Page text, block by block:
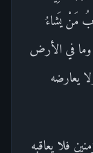
مَنْ يَشاءُ
وما في الأرض
يعارضه
فلا يعاقبه